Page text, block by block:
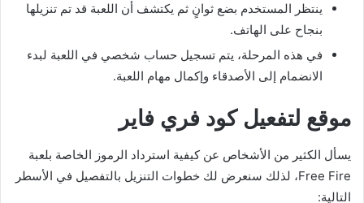
ينتظر المستخدم بضع ثوانٍ ثم يكتشف أن اللعبة قد تم تنزيلها
بنجاح على الهاتف.
في هذه المرحلة، يتم تسجيل حساب شخصي في اللعبة لبدء
الانضمام إلى الأصدقاء وإكمال مهام اللعبة.
موقع لتفعيل كود فري فاير
يسأل الكثير من الأشخاص عن كيفية استرداد الرموز الخاصة بلعبة
Free Fire، لذلك سنعرض لك خطوات التنزيل بالتفصيل في الأسطر
التالية: